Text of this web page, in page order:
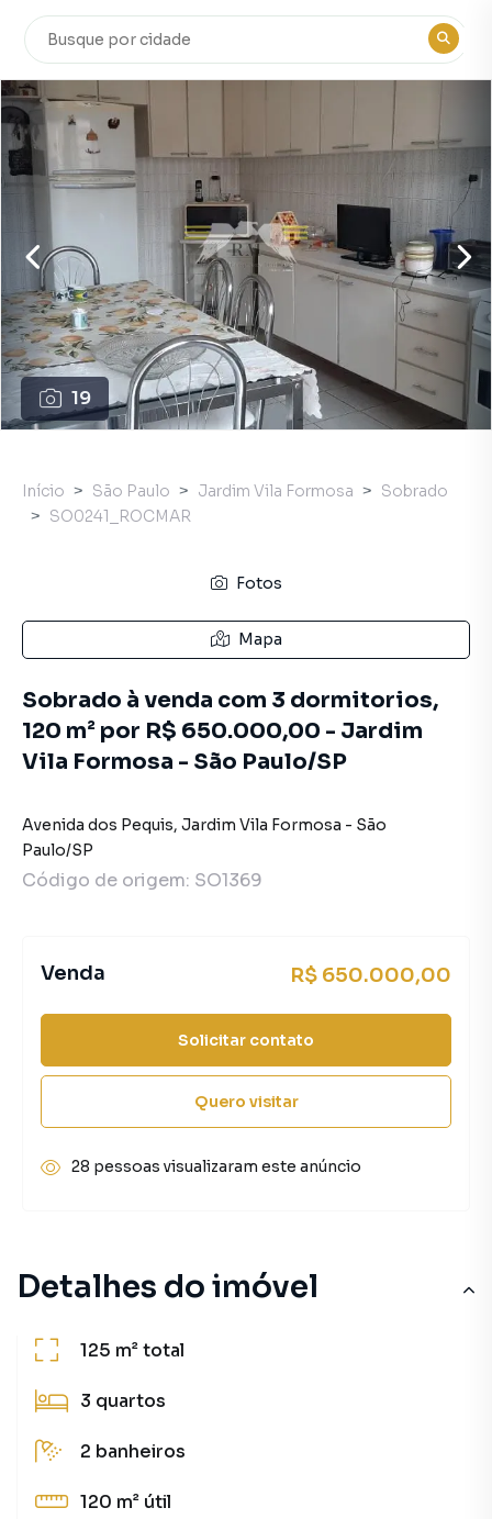
19
Detalhes do imóvel
125 m²total
3 quartos
2 banheiros
120 m² útil
Início São Paulo Jardim Vila Formosa
Sobrado
SO0241_ROCMAR
Fotos
Mapa
Sobrado à venda com 3 dormitorios,
120 m² por R$ 650.000,00 - Jardim
Vila Formosa - São Paulo/SP
Avenida dos Pequis, Jardim Vila Formosa - São
Paulo/SP
Código de origem: SO1369
Venda R$ 650.000,00
Solicitar contato
Quero visitar
28 pessoas visualizaram este anúncio